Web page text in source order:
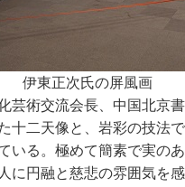
伊東正次氏の屏風画
芸術交流会長、中国北京
十二天像と、岩彩の技法
いる。極めて簡素で実の
に円融と慈悲の雰囲気を